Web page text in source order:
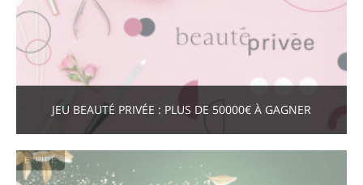
JEU BEAUTÉ PRIVÉE : PLUS DE 50000€ À GAGNER
EXPIRÉ